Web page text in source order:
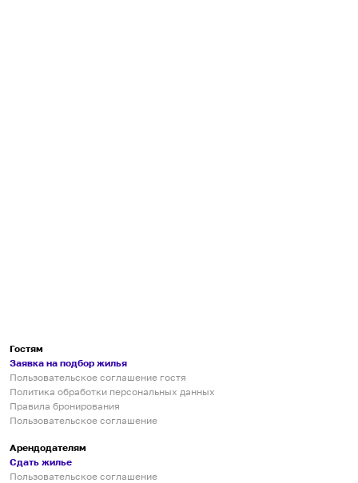
Гостям
Заявка на подбор жилья
Пользовательское соглашение гостя
Политика обработки персональных данных
Правила бронирования
Пользовательское соглашение
Арендодателям
Сдать жилье
Пользовательское соглашение